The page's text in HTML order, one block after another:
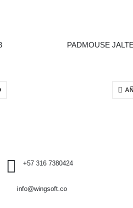
PADMOUSE
+57 316 7380424
info@wingsoft.co